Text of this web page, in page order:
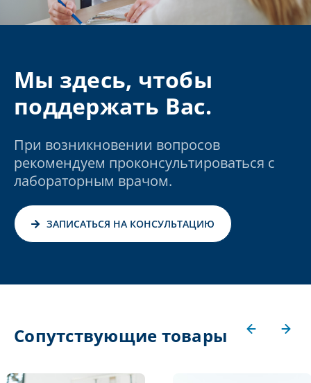
Мы здесь, чтобы
поддержать Вас.
При возникновении вопросов
рекомендуем проконсультироваться с
лабораторным врачом.
ЗАПИСАТЬСЯ НА КОНСУЛЬТАЦИЮ
Сопутствующие товары